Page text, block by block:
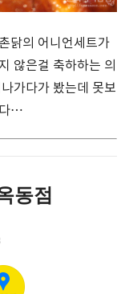
닭의 어니언세트가
않은걸 축하하는 의
가다가 봤는데 못보
다…